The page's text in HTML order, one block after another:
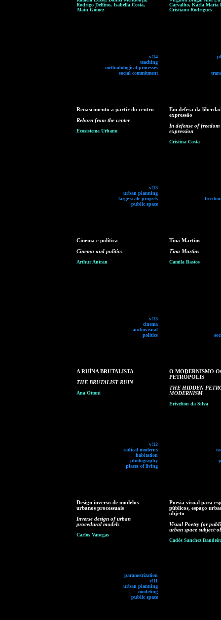
Rodrigo Delfino, Isabella Costa,
Alain Gómez
v!14
teaching
methodological processes
social commitment
Carvalho, Karla Maria
Cristiano Rodrigues
Renascimento a partir do centro
Reborn from the center
Ecosistema Urbano
v!13
urban planning
large scale projects
public space
Em defesa da
expressão
In defense of
expression
Cristina Costa
Cinema e política
Cinema and politics
Arthur Autran
v!13
cinema
audiovisual
politics
Tina Martins
Tina Martins
Camila Bastos
A RUÍNA BRUTALISTA
THE BRUTALIST RUIN
Ana Ottoni
v!12
radical moderns
habitation
photography
places of living
O MODERNISMO
PETRÓPOLIS
THE HIDDEN
MODERNISM
Erivelton da Silva
Design inverso de modelos
urbanos processuais
Inverse design of urban
procedural models
Carlos Vanegas
parametrization
v!11
urban planning
modeling
public space
Poesia visual para
públicos, espaço
objeto
Visual Poetry for
urban space subject-
Cadós Sanchez